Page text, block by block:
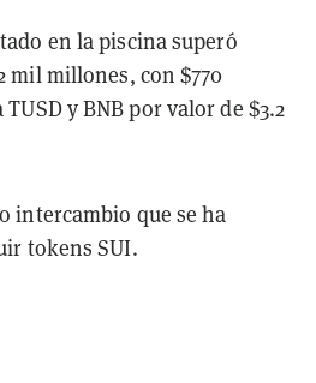
en la piscina superó
mil millones, con $770
y BNB por valor de $3.2
intercambio que se ha
tokens SUI.